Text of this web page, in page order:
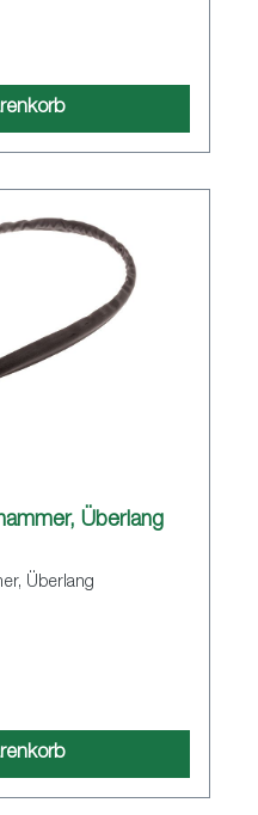
Überlang
Überlang